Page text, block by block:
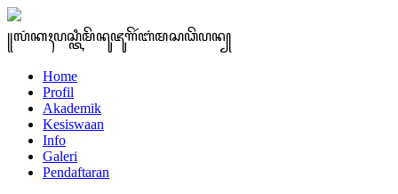
꧋ꦭꦁꦏꦃꦥꦱ꧀ꦠꦶꦩꦼꦤꦸꦗꦸꦒꦼꦂꦧꦁꦩꦱꦣꦼꦥꦤ꧀
Home
Profil
Akademik
Kesiswaan
Info
Galeri
Pendaftaran